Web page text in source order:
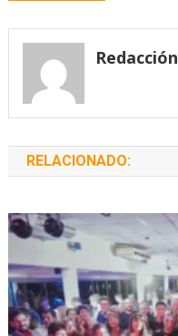
entradas
Redacción
RELACIONADO: